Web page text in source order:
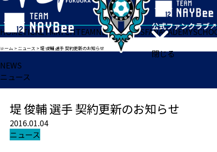
閉じる
HOMETICKETMATCHTEAMNEWSGOODSFANACADEMY
ホーム >ニュース >堤 俊輔 選手 契約更新のお知らせ
NEWS
ニュース
堤 俊輔 選手 契約更新のお知らせ
2016.01.04
ニュース